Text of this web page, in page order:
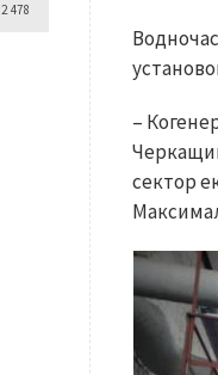
–
сектор
2 478